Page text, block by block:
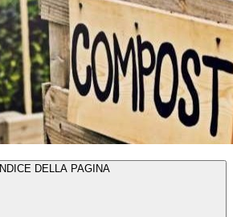
INDICE DELLA PAGINA